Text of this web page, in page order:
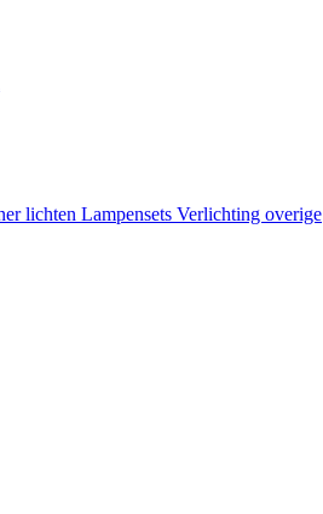
lichten Lampensets Verlichting overige